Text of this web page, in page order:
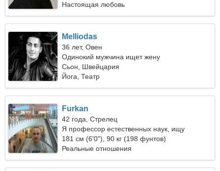
Настоящая любовь
Melliodas
36 лет, Овен
Одинокий мужчина ищет жену
Сьон, Швейцария
Йога, Театр
Furkan
42 года, Стрелец
Я профессор естественных наук, ищу
очаровательную женщину
181 см (6'0"), 90 кг (198 фунтов)
Реальные отношения